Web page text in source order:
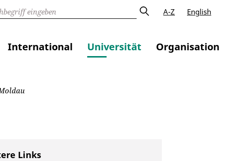
A-Z English
International Universität Organisation
Links